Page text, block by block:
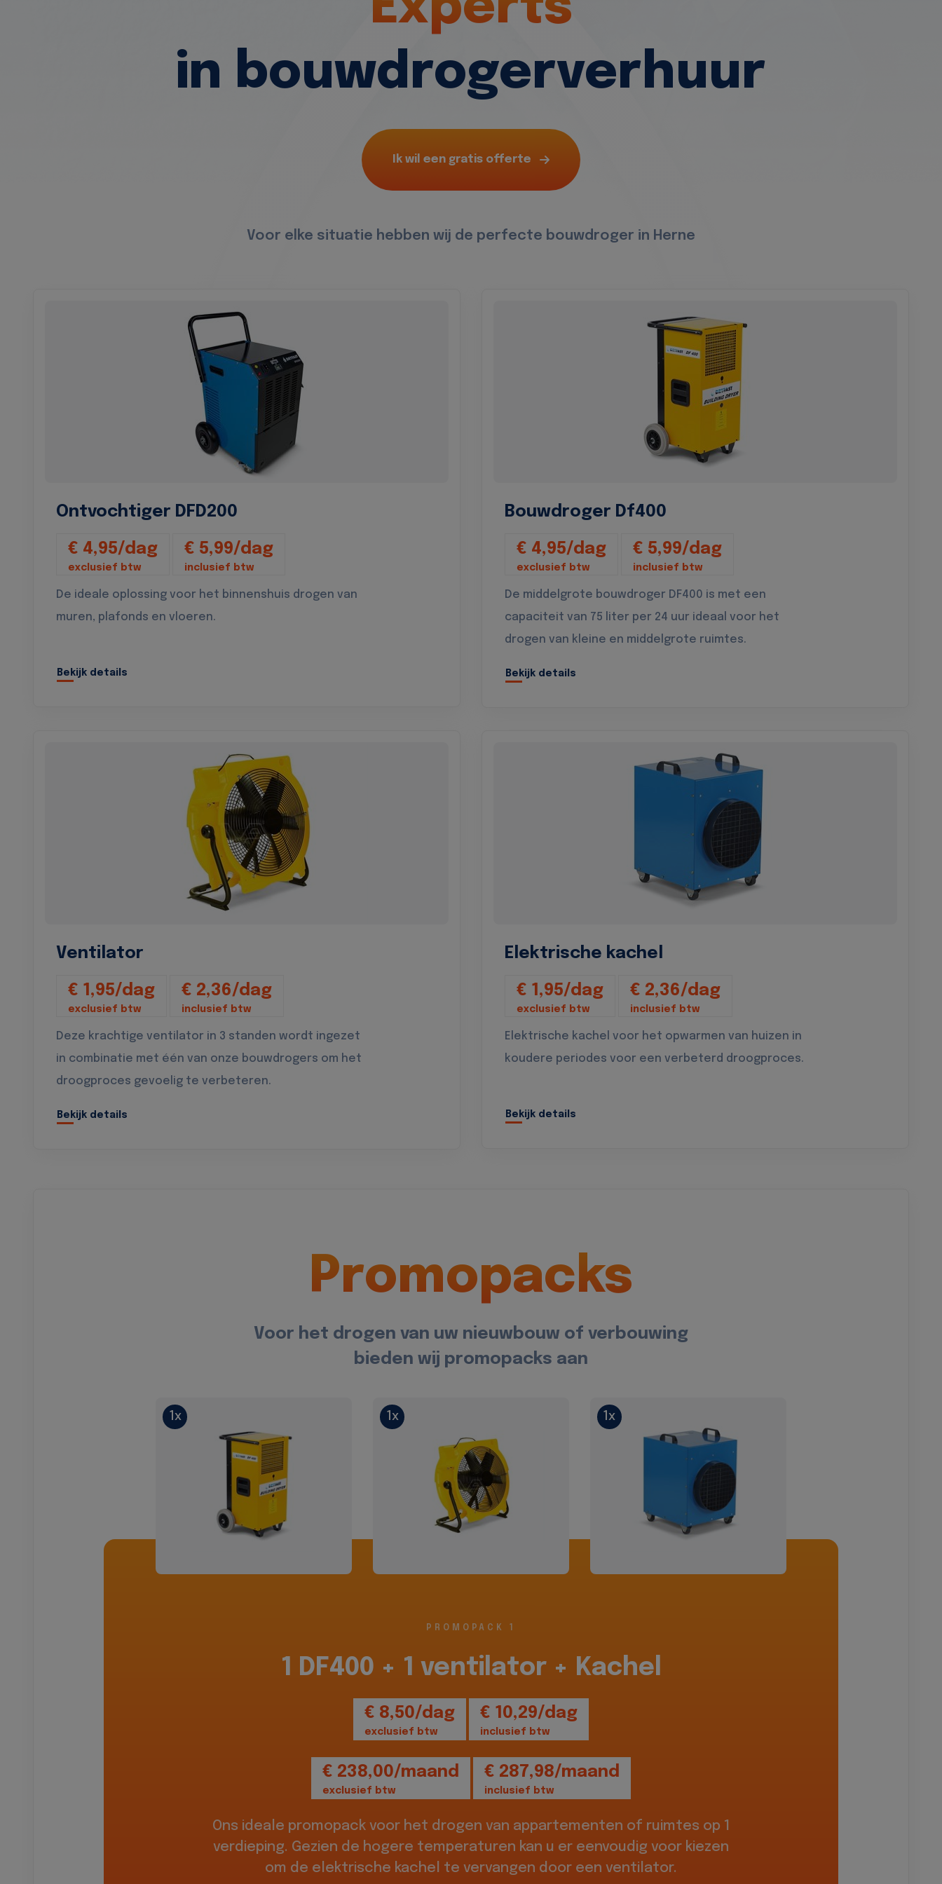
in bouwdrogerverhuur
Ik wil een gratis offerte
Voor elke situatie hebben wij de perfecte bouwdroger in Herne
Ontvochtiger DFD200
€ 4,95/dag
exclusief btw
€ 5,99/dag
inclusief btw
De ideale oplossing voor het binnenshuis drogen van
muren, plafonds en vloeren.
Bekijk details
Bouwdroger Df400
€ 4,95/dag
exclusief btw
€ 5,99/dag
inclusief btw
De middelgrote bouwdroger DF400 is met een
capaciteit van 75 liter per 24 uur ideaal voor het
drogen van kleine en middelgrote ruimtes.
Bekijk details
Ventilator
€ 1,95/dag
exclusief btw
€ 2,36/dag
inclusief btw
Deze krachtige ventilator in 3 standen wordt ingezet
in combinatie met één van onze bouwdrogers om het
droogproces gevoelig te verbeteren.
Bekijk details
Elektrische kachel
€ 1,95/dag
exclusief btw
€ 2,36/dag
inclusief btw
Elektrische kachel voor het opwarmen van huizen in
koudere periodes voor een verbeterd droogproces.
Bekijk details
Promopacks
Voor het drogen van uw nieuwbouw of verbouwing
bieden wij promopacks aan
1x 1x 1x
PROMOPACK 1
1 DF400 + 1 ventilator + Kachel
€ 8,50/dag
exclusief btw
€ 10,29/dag
inclusief btw
€ 238,00/maand
exclusief btw
€ 287,98/maand
inclusief btw
Ons ideale promopack voor het drogen van appartementen of ruimtes op 1
verdieping. Gezien de hogere temperaturen kan u er eenvoudig voor kiezen
om de elektrische kachel te vervangen door een ventilator.